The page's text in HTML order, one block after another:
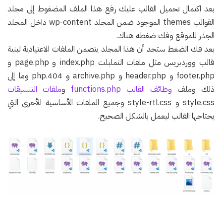
بعد اكتمال تحميل القالب عليك رفع هذا الملف المضغوط إلى مجلد
القوالب themes الموجود ضمن المجلد wp-content داخل المجلد
الجذر للموقع وفك ضغطه هناك.
بعد فك الضغط ستجد أن هذا المجلد يتضمن الملفات الاعتيادية لبنية
قالب ووردبريس مثل ملفات التملبلت index.php و page.php و
footer.php و header.php و archive.php و 404.php وما إلى
ذلك وملف وظائف القالب functions.php وملفات التنسيقات
style.css و style-rtl.css وجميع الملفات الأساسية الأخرى التي
يحتاجها القالب ليعمل بالشكل الصحيح.